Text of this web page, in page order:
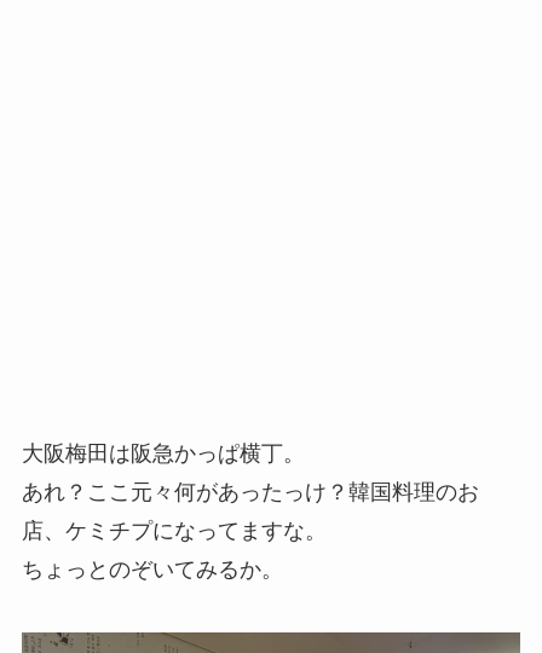
大阪梅田は阪急かっぱ横丁。
あれ？ここ元々何があったっけ？韓国料理のお
店、ケミチプになってますな。
ちょっとのぞいてみるか。